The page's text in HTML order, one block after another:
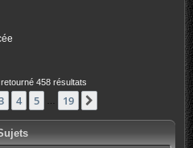
458 résultats
19 4 5 19